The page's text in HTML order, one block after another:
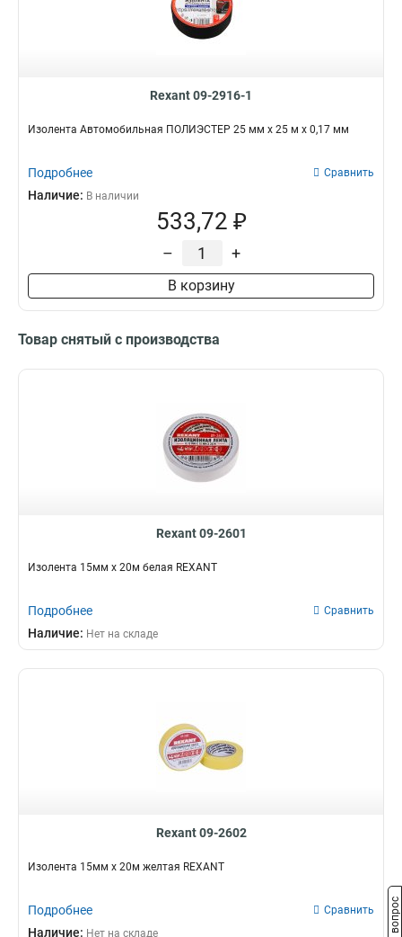
Rexant 09-2916-1
Изолента Автомобильная ПОЛИЭСТЕР 25 мм х 25 м х 0,17 мм
Подробнее Сравнить
Наличие: В наличии
533,72 ₽
– +
В корзину
Товар снятый с производства
Rexant 09-2601
Изолента 15мм х 20м белая REXANT
Подробнее Сравнить
Наличие: Нет на складе
Rexant 09-2602
Изолента 15мм х 20м желтая REXANT
Подробнее Сравнить
Наличие: Нет на складе